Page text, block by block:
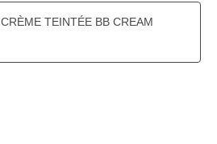
CRÈME TEINTÉE BB CREAM